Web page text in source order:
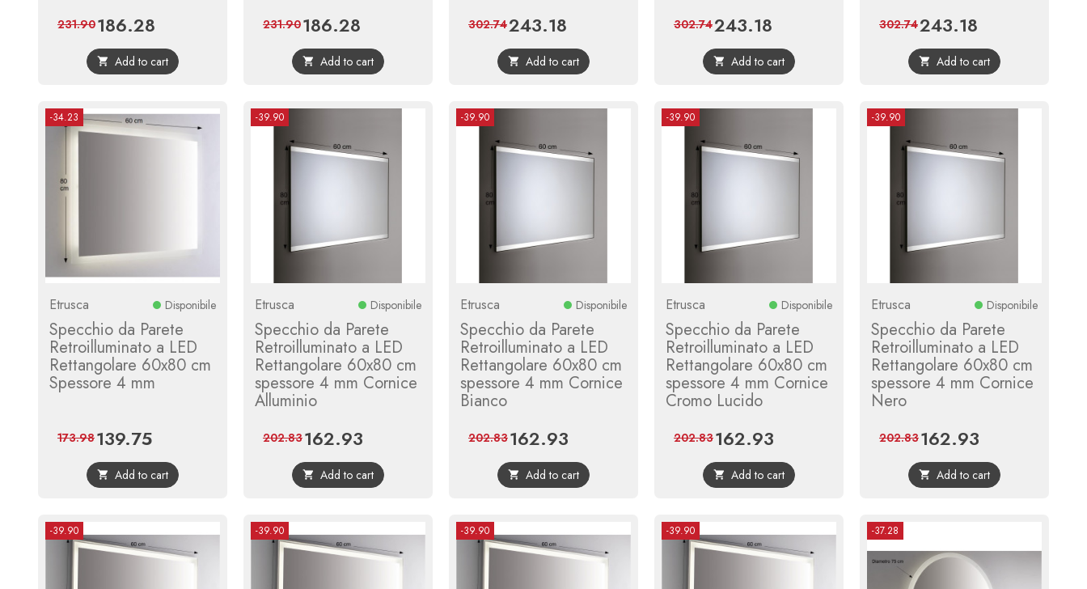
Price
186.28
price
231.90
 Add to cart
Price
186.28
price
231.90
 Add to cart
Price
243.18
price
302.74
 Add to cart
Price
243.18
price
302.74
 Add to cart
Price
243.18
price
302.74
 Add to cart
-34.23
Etrusca Disponibile
Specchio da Parete
Retroilluminato a LED
Rettangolare 60x80 cm
Spessore 4 mm
Price
139.75Regular
price
173.98
 Add to cart
-39.90
Etrusca Disponibile
Specchio da Parete
Retroilluminato a LED
Rettangolare 60x80 cm
spessore 4 mm Cornice
Alluminio
Price
162.93
price
202.83
 Add to cart
-39.90
Etrusca Disponibile
Specchio da Parete
Retroilluminato a LED
Rettangolare 60x80 cm
spessore 4 mm Cornice
Bianco
Price
162.93
price
202.83
 Add to cart
-39.90
Etrusca Disponibile
Specchio da Parete
Retroilluminato a LED
Rettangolare 60x80 cm
spessore 4 mm Cornice
Cromo Lucido
Price
162.93
price
202.83
 Add to cart
-39.90
Etrusca Disponibile
Specchio da Parete
Retroilluminato a LED
Rettangolare 60x80 cm
spessore 4 mm Cornice
Nero
Price
162.93
price
202.83
 Add to cart
-39.90 -39.90 -39.90 -39.90 -37.28